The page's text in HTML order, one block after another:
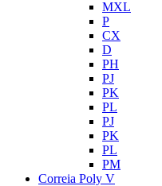
MXL
P
CX
D
PH
PJ
PK
PL
PJ
PK
PL
PM
Correia Poly V